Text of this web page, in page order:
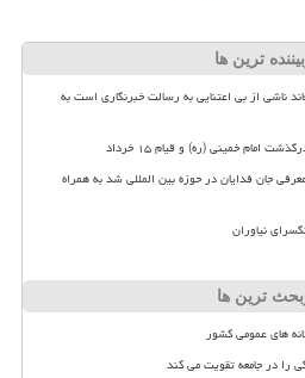
ترین ها
ناشی از بی اعتنایی به رسالت خبرنگاری است به
امام خمینی (ره) و قیام ۱۵ خرداد
جان فدایان در حوزه بین المللی شد به همراه
نیاوران
ترین ها
های عمومی کشور
را در جامعه تقویت می کند